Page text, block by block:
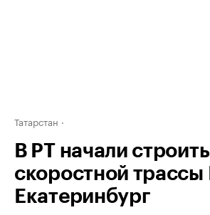
Татарстан
В РТ начали
скоростной трассы
Екатеринбург